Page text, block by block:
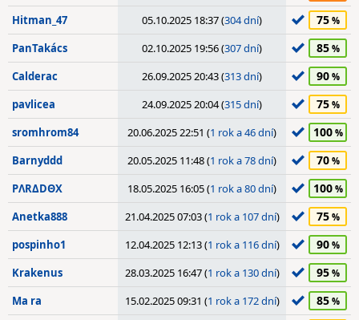
Hitman_47 05.10.2025 18:37 (304 dní) 75
PanTakács 02.10.2025 19:56 (307 dní) 85
Calderac 26.09.2025 20:43 (313 dní) 90
pavlicea 24.09.2025 20:04 (315 dní) 75
sromhrom84 20.06.2025 22:51 (1 rok a 46 dní) 100
Barnyddd 20.05.2025 11:48 (1 rok a 78 dní) 70
PΛRΔDΘX 18.05.2025 16:05 (1 rok a 80 dní) 100
Anetka888 21.04.2025 07:03 (1 rok a 107 dní) 75
pospinho1 12.04.2025 12:13 (1 rok a 116 dní) 90
Krakenus 28.03.2025 16:47 (1 rok a 130 dní) 95
Ma ra 15.02.2025 09:31 (1 rok a 172 dní) 85